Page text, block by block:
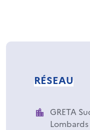
RÉSEAU
GRETA
Lombards